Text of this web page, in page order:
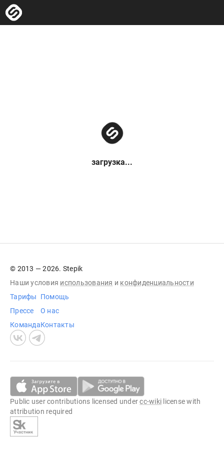
загрузка...
© 2013 — 2026. Stepik
Наши условия использования и конфиденциальности
Тарифы
Прессе
Команда
Помощь
О нас
Контакты
Public user contributions licensed undercc-wiki license with
attribution required